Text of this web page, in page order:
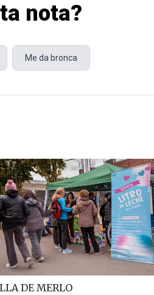
nota?
Me da bronca
DE MERLO